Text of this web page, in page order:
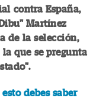
contra España,
Martínez
de la selección,
que se pregunta
debes saber